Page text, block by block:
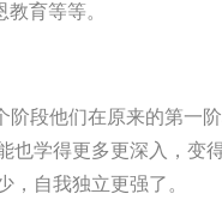
育等等。
阶段他们在原来的第一
也学得更多更深入，变
，自我独立更强了。